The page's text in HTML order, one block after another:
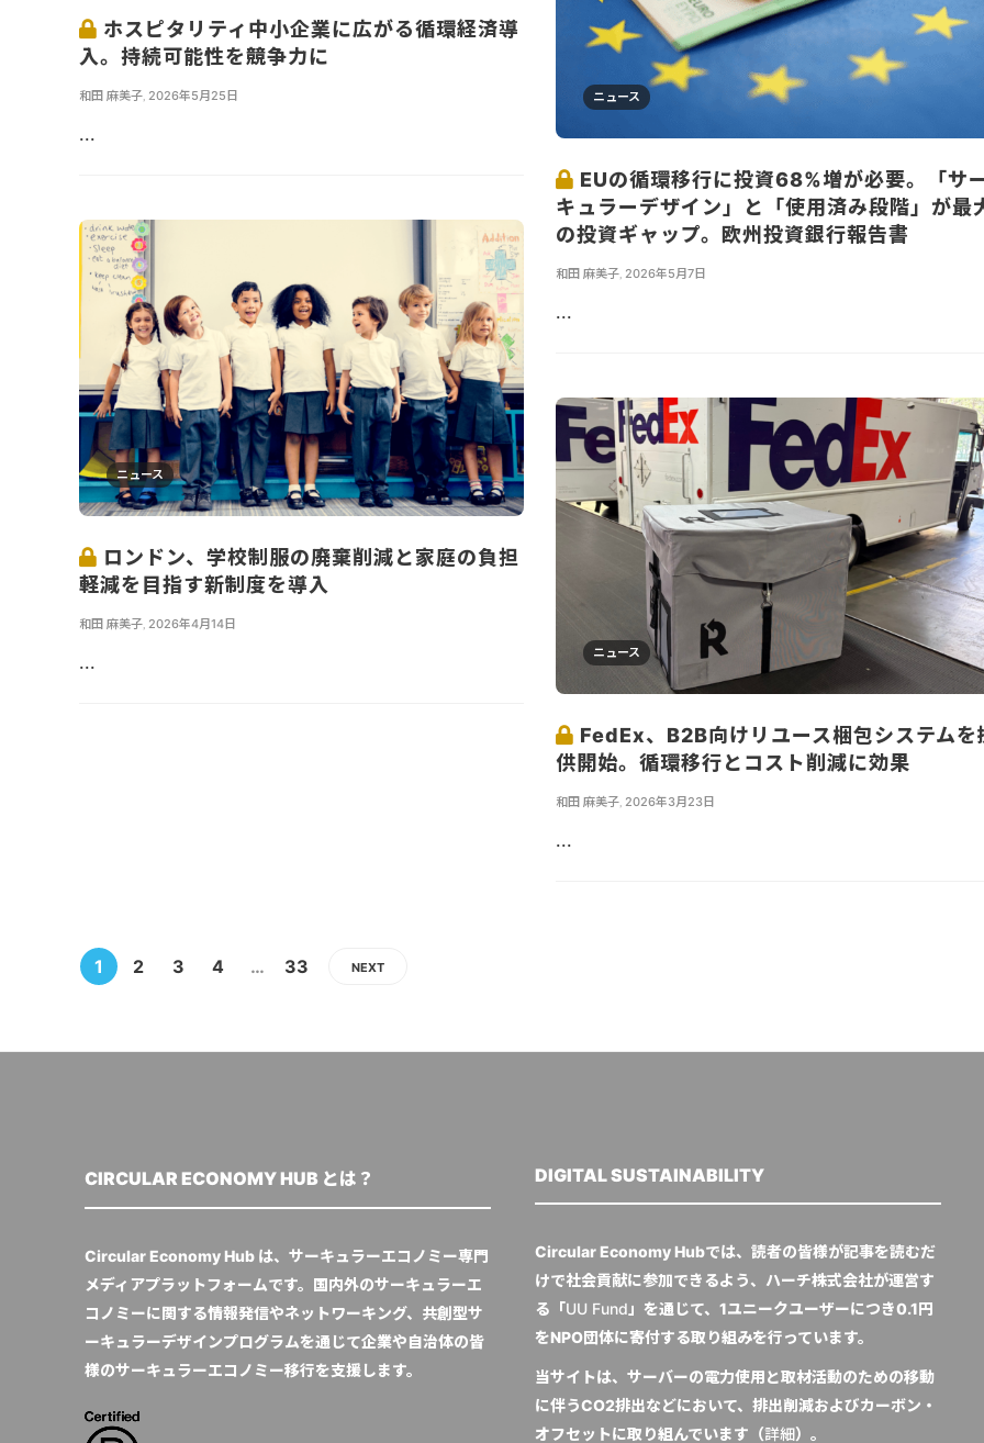
ホスピタリティ中小企業に広がる循環経済導
入。持続可能性を競争力に
和田 麻美子 2026年5月25日
...
ニュース
EUの循環移行に投資68%増が必要。「サ
キュラーデザイン」と「使用済み段階」が最
の投資ギャップ。欧州投資銀行報告書
和田 麻美子 2026年5月7日
...
ニュース
ロンドン、学校制服の廃棄削減と家庭の負担
軽減を目指す新制度を導入
和田 麻美子, 2026年4月14日
... ニュース
FedEx、B2B向けリユース梱包システムを
供開始。循環移行とコスト削減に効果
和田 麻美子 2026年3月23日
...
1 2 3 4 … 33 NEXT
CIRCULAR ECONOMY HUB とは？
Circular Economy Hub は、サーキュラーエコノミー専門
メディアプラットフォームです。国内外のサーキュラーエ
コノミーに関する情報発信やネットワーキング、共創型サ
ーキュラーデザインプログラムを通じて企業や自治体の皆
様のサーキュラーエコノミー移行を支援します。
DIGITAL SUSTAINABILITY
Circular Economy Hubでは、読者の皆様が記事を読むだ
けで社会貢献に参加できるよう、ハーチ株式会社が運営す
る「UU Fund 」を通じて、1ユニークユーザーにつき0.1円
をNPO団体に寄付する取り組みを行っています。
当サイトは、サーバーの電力使用と取材活動のための移動
に伴うCO2排出などにおいて、排出削減およびカーボン・
オフセットに取り組んでいます（詳細）。